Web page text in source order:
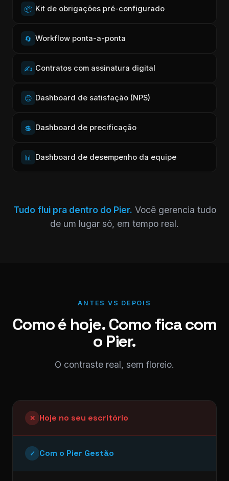
📦 Kit de obrigações pré-configurado
🔄 Workflow ponta-a-ponta
✍️ Contratos com assinatura digital
😊 Dashboard de satisfação (NPS)
💲 Dashboard de precificação
📊 Dashboard de desempenho da equipe
Tudo flui pra dentro do Pier. Você gerencia tudo
de um lugar só, em tempo real.
ANTES VS DEPOIS
Como é hoje. Como fica com
o Pier.
O contraste real, sem floreio.
✕ Hoje no seu escritório
✓ Com o Pier Gestão